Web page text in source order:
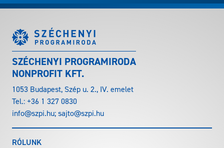
SZÉCHENYI PROGRAMIRODA
NONPROFIT KFT.
1053 Budapest, Szép u. 2., IV. emelet
Tel.:+36 1 327 0830
info@szpi.hu;sajto@szpi.hu
RÓLUNK